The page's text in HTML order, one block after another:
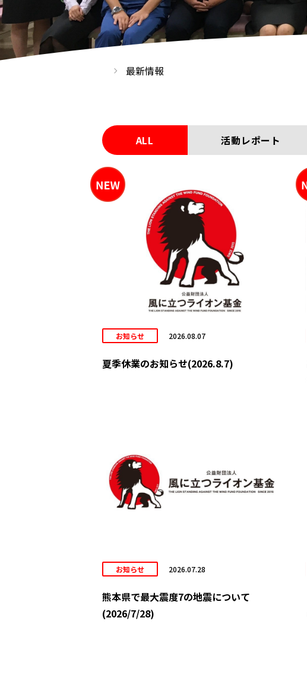
最新情報
ALL 活動レポート
お知らせ 2026.08.07
夏季休業のお知らせ(2026.8.7)
お知らせ 2026.07.28
熊本県で最大震度7の地震について
(2026/7/28)